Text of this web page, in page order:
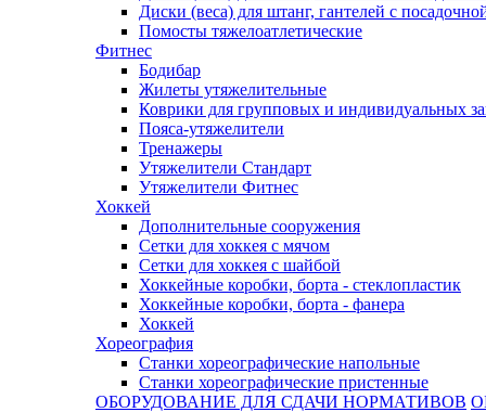
Диски (веса) для штанг, гантелей с
Помосты тяжелоатлетические
Фитнес
Бодибар
Жилеты утяжелительные
Коврики для групповых и индивидуальных
Пояса-утяжелители
Тренажеры
Утяжелители Стандарт
Утяжелители Фитнес
Хоккей
Дополнительные сооружения
Сетки для хоккея с мячом
Сетки для хоккея с шайбой
Хоккейные коробки, борта - стеклопластик
Хоккейные коробки, борта - фанера
Хоккей
Хореография
Станки хореографические напольные
Станки хореографические пристенные
ОБОРУДОВАНИЕ ДЛЯ СДАЧИ НОРМАТИВОВ